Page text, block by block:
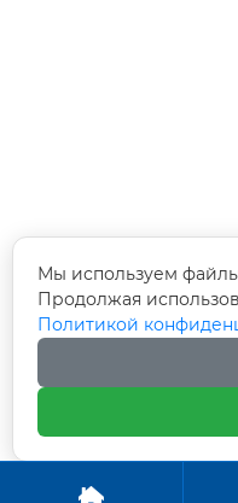
Мы используем
Продолжая
Политикой